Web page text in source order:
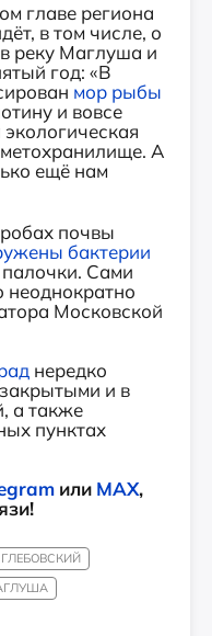
главе региона
в том числе, о
в реку Маглуша и
год: «В
мор рыбы
и вовсе
А
ещё нам
почвы
бактерии
Сами
Московской
нередко
и в
а также
пунктах
или MAX,
ГЛЕБОВСКИЙ